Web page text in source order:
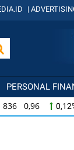
|
PERSONAL
836 0,96
634 -0,07 -